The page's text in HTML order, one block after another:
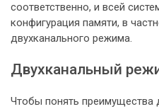
соответственно, и всей
конфигурация памяти, в
двухканального режима.
Двухканальный
Чтобы понять преимущества